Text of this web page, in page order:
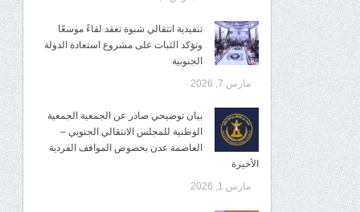
تنفيذية انتقالي شبوة تعقد لقاءً موسعًا
وتؤكد الثبات على مشروع استعادة الدولة
الجنوبية
مارس 7, 2026
بيان توضيحي صادر عن الجمعية الجمعية
الوطنية للمجلس الانتقالي الجنوبي –
العاصمة عدن بخصوص المواقف الفردية
الأخيرة
مارس 1, 2026